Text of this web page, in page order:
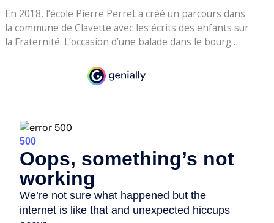
En 2018, l’école Pierre Perret a créé un parcours dans
la commune de Clavette avec les écrits des enfants sur
la Fraternité. L’occasion d’une balade dans le bourg…